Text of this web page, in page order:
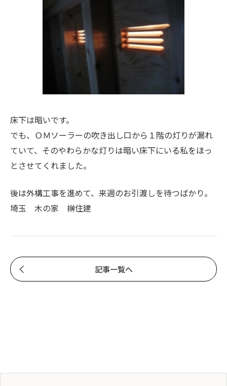
床下は暗いです。
でも、ＯＭソーラーの吹き出し口から１階の灯りが漏れ
ていて、そのやわらかな灯りは暗い床下にいる私をほっ
とさせてくれました。
後は外構工事を進めて、来週のお引渡しを待つばかり。
埼玉 木の家 榊住建
記事一覧へ